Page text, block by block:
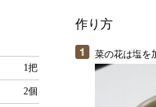
1把
2個
作り方
菜の花は塩を